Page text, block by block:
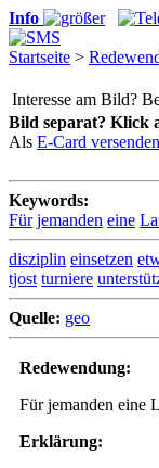
Info
Startseite >
Interesse am Bild?
Bild separat? Klick
Als E-Card
Keywords:
Für jemanden eine
disziplin einsetzen
tjost turniere
Quelle: geo
Redewendung:
Für jemanden eine
Erklärung: